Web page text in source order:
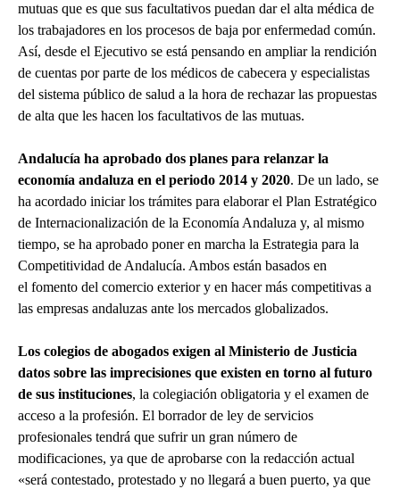
mutuas que es que sus facultativos puedan dar el alta médica de
los trabajadores en los procesos de baja por enfermedad común.
Así, desde el Ejecutivo se está pensando en ampliar la rendición
de cuentas por parte de los médicos de cabecera y especialistas
del sistema público de salud a la hora de rechazar las propuestas
de alta que les hacen los facultativos de las mutuas.
Andalucía ha aprobado dos planes para relanzar la
economía andaluza en el periodo 2014 y 2020. De un lado, se
ha acordado iniciar los trámites para elaborar el Plan Estratégico
de Internacionalización de la Economía Andaluza y, al mismo
tiempo, se ha aprobado poner en marcha la Estrategia para la
Competitividad de Andalucía. Ambos están basados en
el fomento del comercio exterior y en hacer más competitivas a
las empresas andaluzas ante los mercados globalizados.
Los colegios de abogados exigen al Ministerio de Justicia
datos sobre las imprecisiones que existen en torno al futuro
de sus instituciones, la colegiación obligatoria y el examen de
acceso a la profesión. El borrador de ley de servicios
profesionales tendrá que sufrir un gran número de
modificaciones, ya que de aprobarse con la redacción actual
«será contestado, protestado y no llegará a buen puerto, ya que